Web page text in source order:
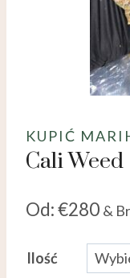
KUPIĆ
Cali Weed
Od:€280 &
Ilość